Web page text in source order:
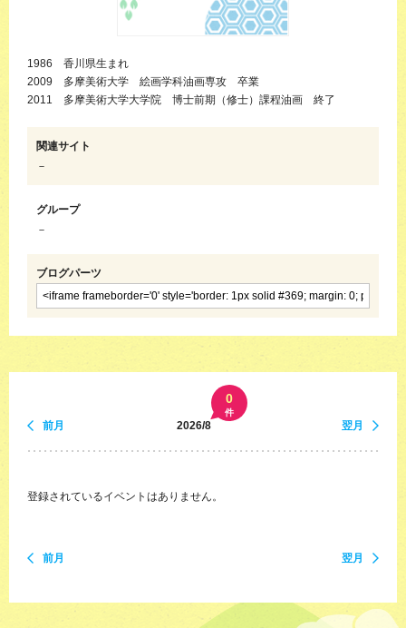
1986 香川県生まれ
2009 多摩美術大学 絵画学科油画専攻 卒業
2011 多摩美術大学大学院 博士前期（修士）課程油画 終了
関連サイト
－
グループ
－
ブログパーツ
前月 2026/8
0
件
翌月
登録されているイベントはありません。
前月 翌月